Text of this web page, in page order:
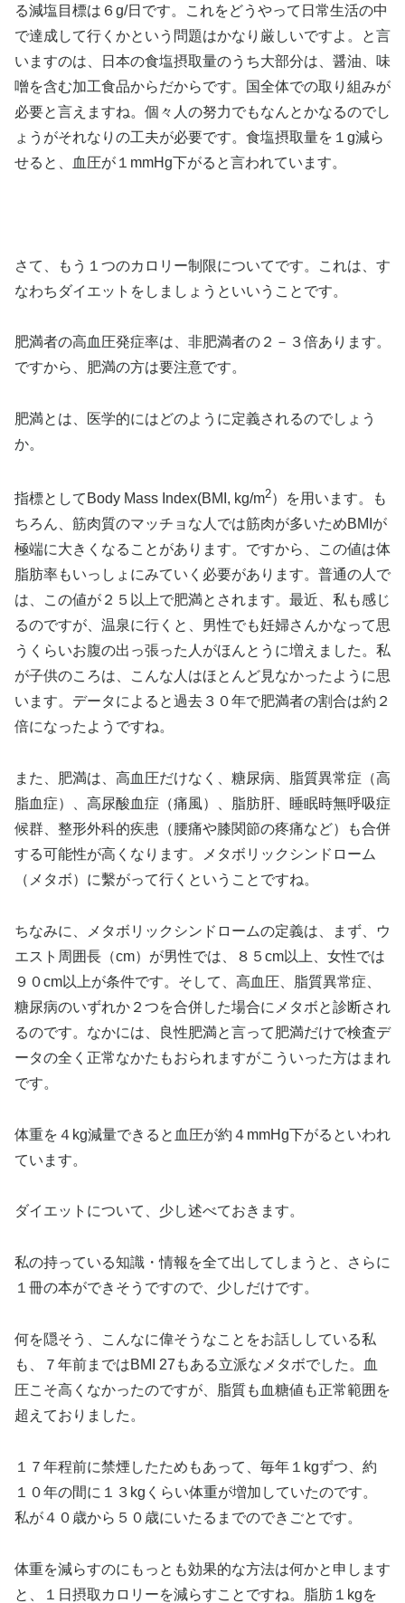
る減塩目標は６g/日です。これをどうやって日常生活の中
で達成して行くかという問題はかなり厳しいですよ。と言
いますのは、日本の食塩摂取量のうち大部分は、醤油、味
噌を含む加工食品からだからです。国全体での取り組みが
必要と言えますね。個々人の努力でもなんとかなるのでし
ょうがそれなりの工夫が必要です。食塩摂取量を１g減ら
せると、血圧が１mmHg下がると言われています。
さて、もう１つのカロリー制限についてです。これは、す
なわちダイエットをしましょうといいうことです。
肥満者の高血圧発症率は、非肥満者の２－３倍あります。
ですから、肥満の方は要注意です。
肥満とは、医学的にはどのように定義されるのでしょう
か。
指標としてBody Mass Index(BMI, kg/m2）を用います。も
ちろん、筋肉質のマッチョな人では筋肉が多いためBMIが
極端に大きくなることがあります。ですから、この値は体
脂肪率もいっしょにみていく必要があります。普通の人で
は、この値が２５以上で肥満とされます。最近、私も感じ
るのですが、温泉に行くと、男性でも妊婦さんかなって思
うくらいお腹の出っ張った人がほんとうに増えました。私
が子供のころは、こんな人はほとんど見なかったように思
います。データによると過去３０年で肥満者の割合は約２
倍になったようですね。
また、肥満は、高血圧だけなく、糖尿病、脂質異常症（高
脂血症）、高尿酸血症（痛風）、脂肪肝、睡眠時無呼吸症
候群、整形外科的疾患（腰痛や膝関節の疼痛など）も合併
する可能性が高くなります。メタボリックシンドローム
（メタボ）に繫がって行くということですね。
ちなみに、メタボリックシンドロームの定義は、まず、ウ
エスト周囲長（cm）が男性では、８５cm以上、女性では
９０cm以上が条件です。そして、高血圧、脂質異常症、
糖尿病のいずれか２つを合併した場合にメタボと診断され
るのです。なかには、良性肥満と言って肥満だけで検査デ
ータの全く正常なかたもおられますがこういった方はまれ
です。
体重を４kg減量できると血圧が約４mmHg下がるといわれ
ています。
ダイエットについて、少し述べておきます。
私の持っている知識・情報を全て出してしまうと、さらに
１冊の本ができそうですので、少しだけです。
何を隠そう、こんなに偉そうなことをお話ししている私
も、７年前まではBMI 27もある立派なメタボでした。血
圧こそ高くなかったのですが、脂質も血糖値も正常範囲を
超えておりました。
１７年程前に禁煙したためもあって、毎年１kgずつ、約
１０年の間に１３kgくらい体重が増加していたのです。
私が４０歳から５０歳にいたるまでのできごとです。
体重を減らすのにもっとも効果的な方法は何かと申します
と、１日摂取カロリーを減らすことですね。脂肪１kgを